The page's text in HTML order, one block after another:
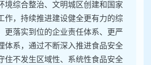
境综合整治、文明城区创建和国家
作，持续推进建设健全更有力的综
更落实到位的企业责任体系、更严
体系，通过不断深入推进食品安全
住不发生区域性、系统性食品安全